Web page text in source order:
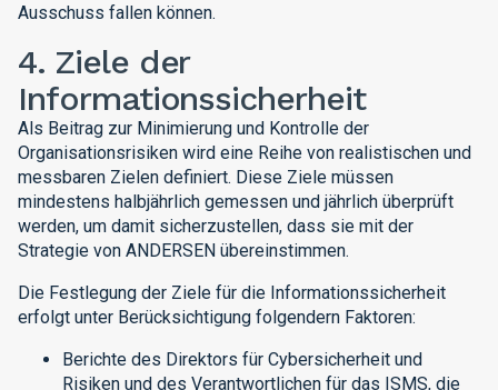
Ausschuss fallen können.
4. Ziele der
Informationssicherheit
Als Beitrag zur Minimierung und Kontrolle der
Organisationsrisiken wird eine Reihe von realistischen und
messbaren Zielen definiert. Diese Ziele müssen
mindestens halbjährlich gemessen und jährlich überprüft
werden, um damit sicherzustellen, dass sie mit der
Strategie von ANDERSEN übereinstimmen.
Die Festlegung der Ziele für die Informationssicherheit
erfolgt unter Berücksichtigung folgendern Faktoren:
Berichte des Direktors für Cybersicherheit und
Risiken und des Verantwortlichen für das ISMS, die